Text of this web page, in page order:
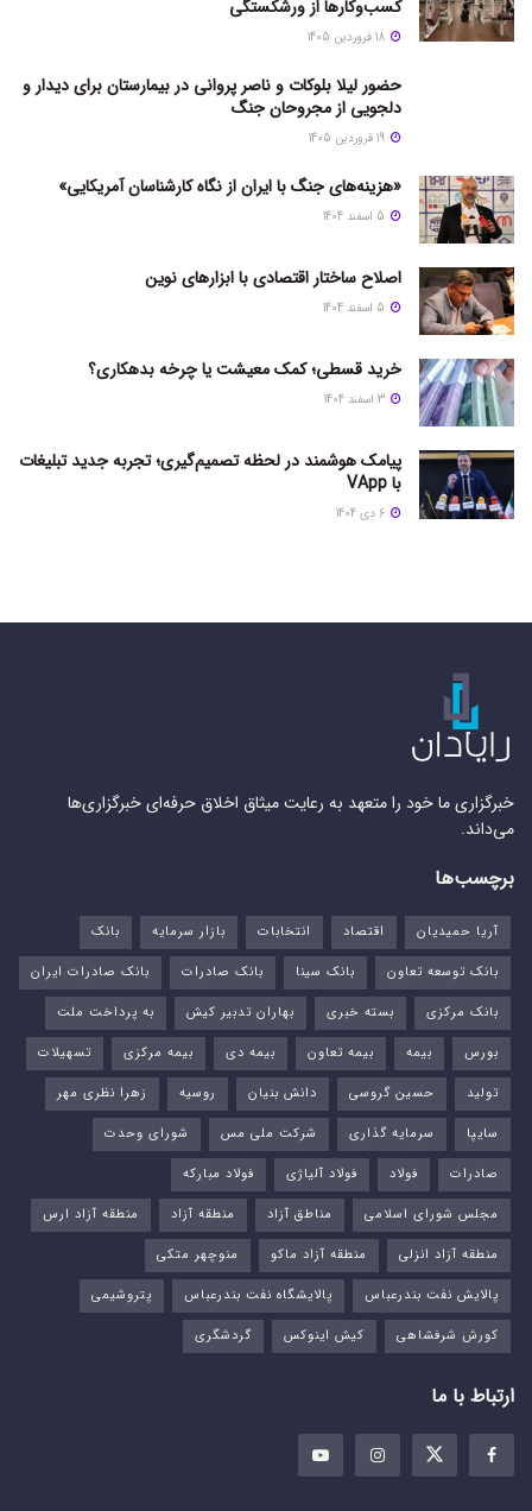
کسب‌وکارها از ورشکستگی
حضور لیلا بلوکات و ناصر پروانی در بیمارستان برای دیدار و
دلجویی از مجروحان جنگ
«هزینه‌های جنگ با ایران از نگاه کارشناسان آمریکایی»
اصلاح ساختار اقتصادی با ابزارهای نوین
خرید قسطی؛ کمک معیشت یا چرخه بدهکاری؟
پیامک هوشمند در لحظه تصمیم‌گیری؛ تجربه جدید تبلیغات
با VApp
خبرگزاری ما خود را متعهد به رعایت میثاق اخلاق حرفه‌ای خبرگزاری‌ها
می‌داند.
برچسب‌ها
آریا حمیدیان اقتصاد انتخابات بازار سرمایه
بانک
بانک توسعه تعاون
بانک سینا بانک صادرات
بانک صادرات ایران
بانک مرکزی
بسته خبری بهاران تدبیر کیش
به پرداخت ملت
بورس‌
بیمه بیمه تعاون بیمه دی بیمه مرکزی
تسهیلات
تولید
حسین گروسی دانش بنیان روسیه
زهرا نظری مهر
سایپا
سرمایه گذاری شرکت ملی مس
شورای وحدت
صادرات
فولاد فولاد آلیاژی
فولاد مبارکه
مجلس شورای اسلامی
مناطق آزاد منطقه آزاد
منطقه آزاد ارس
منطقه آزاد انزلی
منطقه آزاد ماکو
منوچهر متکی
پالایش نفت بندرعباس
پالایشگاه نفت بندرعباس
پتروشیمی
کورش شرفشاهی
کیش اینوکس گردشگری
ارتباط با ما